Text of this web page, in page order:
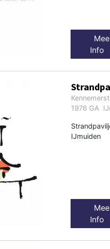
Info
1976 GA
IJmuiden
Info